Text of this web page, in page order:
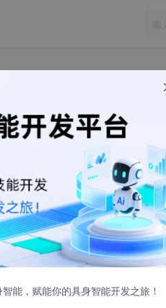
的数据
法跳转到对应的槽函数。代码
能，赋能你的具身智能开发之旅！